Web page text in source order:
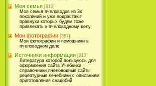
Моя семья [810]
Моя семья пчеловодов из 3х
поколений и уже подрастают
правнуки которых будем тоже
привлекать к пчеловодному делу.
Мои фотографии [387]
Мои фотографии и помошники в
пчеловодном деле
Источники информации [213]
Литература которой пользуюсь для
оформления сайта Учебники
справочники пчеловодные сайты
рецептурные лечебники с описанием
приготовления снадобий